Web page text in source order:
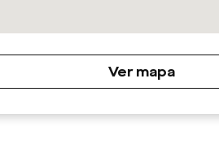
Ver mapa